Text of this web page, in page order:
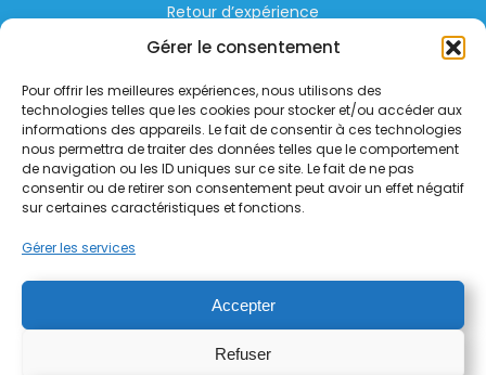
Gérer le consentement
Pour offrir les meilleures expériences, nous utilisons des
technologies telles que les cookies pour stocker et/ou accéder aux
informations des appareils. Le fait de consentir à ces technologies
nous permettra de traiter des données telles que le comportement
de navigation ou les ID uniques sur ce site. Le fait de ne pas
consentir ou de retirer son consentement peut avoir un effet négatif
sur certaines caractéristiques et fonctions.
Gérer les services
Accepter
Refuser
Retour d’expérience
Espace Privé
Liens Utiles
Aérodrome de Lognes Emerainville
77185 LOGNES
contact@helico.org